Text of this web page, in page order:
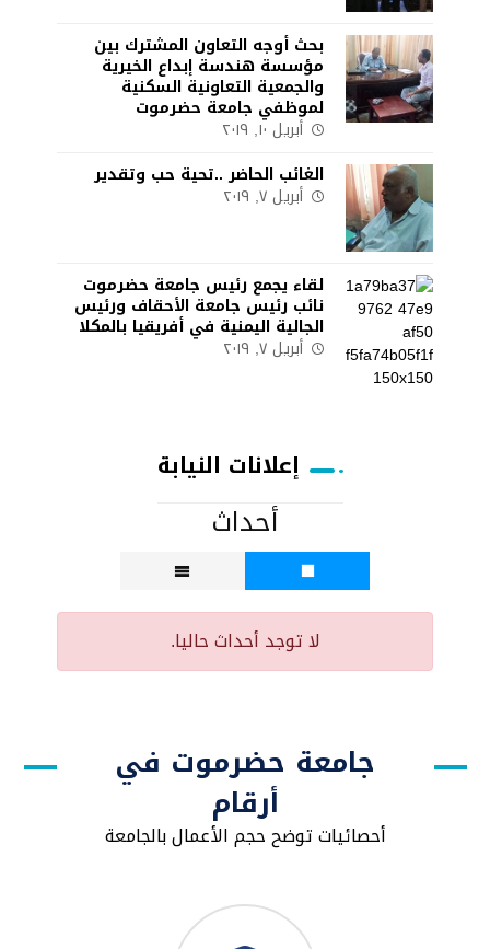
بحث أوجه التعاون المشترك بين
مؤسسة هندسة إبداع الخيرية
والجمعية التعاونية السكنية
لموظفي جامعة حضرموت
أبريل ١٠, ٢٠١٩
الغائب الحاضر ..تحية حب وتقدير
أبريل ٧, ٢٠١٩
لقاء يجمع رئيس جامعة حضرموت
نائب رئيس جامعة الأحقاف ورئيس
الجالية اليمنية في أفريقيا بالمكلا
أبريل ٧, ٢٠١٩
إعلانات النيابة
أحداث
لا توجد أحداث حاليا.
جامعة حضرموت في
أرقام
أحصائيات توضح حجم الأعمال بالجامعة